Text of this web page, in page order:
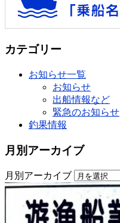
カテゴリー
お知らせ一覧
お知らせ
出船情報など
緊急のお知らせ
釣果情報
月別アーカイブ
月別アーカイブ